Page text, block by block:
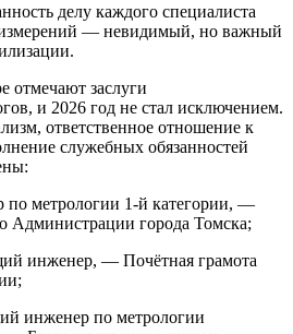
делу каждого специалиста
измерений — невидимый, но важный
отмечают заслуги
и 2026 год не стал исключением.
ответственное отношение к
служебных обязанностей
по метрологии 1‑й категории, —
Администрации города Томска;
инженер, — Почётная грамота
инженер по метрологии